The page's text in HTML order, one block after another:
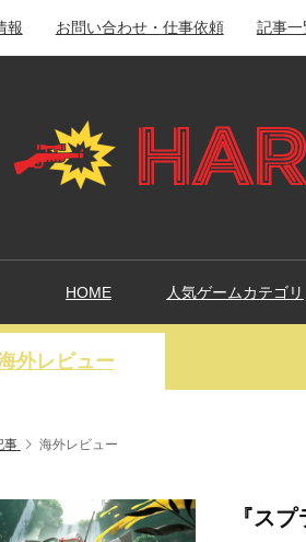
報 お問い合わせ・仕事依頼 記事一
HOME 人気ゲームカテゴリ
外レビュー
事 海外レビュー
『ス